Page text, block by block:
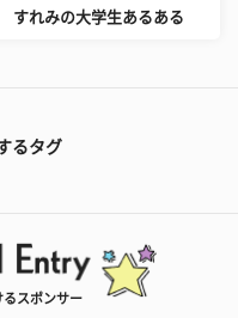
すれみの大学生あるある
るタグ
スポンサー